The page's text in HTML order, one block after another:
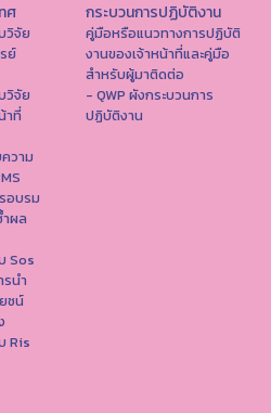
ศ
วิจัย
ย์
วิจัย
าที่
วาม
อบรม
ผล
Sos
นำ
ชน์
Ris
กระบวนการปฏิบัติงาน
คู่มือหรือแนวทางการปฏิบัติ
งานของเจ้าหน้าที่และคู่มือ
สำหรับผู้มาติดต่อ
- QWP ผังกระบวนการ
ปฏิบัติงาน